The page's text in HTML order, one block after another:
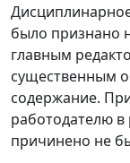
было признано
главным
существенным
содержание.
работодателю в
причинено не